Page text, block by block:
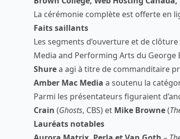
La cérémonie complète est offerte en
Faits saillants
Les segments d’ouverture et de
Media and Performing Arts du George
Shurea agi à titre de commanditaire
Amber Mac Media a soutenu la
Parmi les présentateurs figuraient
Crain (Ghosts, CBS) et Mike Browne(
Lauréats notables